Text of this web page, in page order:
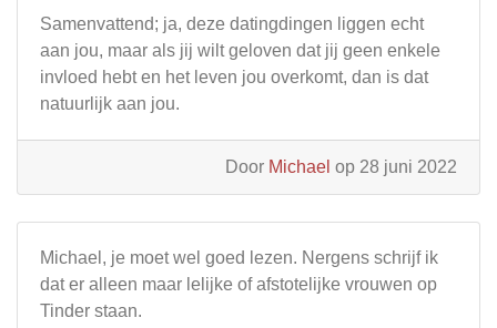
Samenvattend; ja, deze datingdingen liggen echt
aan jou, maar als jij wilt geloven dat jij geen enkele
invloed hebt en het leven jou overkomt, dan is dat
natuurlijk aan jou.
Door Michael op 28 juni 2022
Michael, je moet wel goed lezen. Nergens schrijf ik
dat er alleen maar lelijke of afstotelijke vrouwen op
Tinder staan.